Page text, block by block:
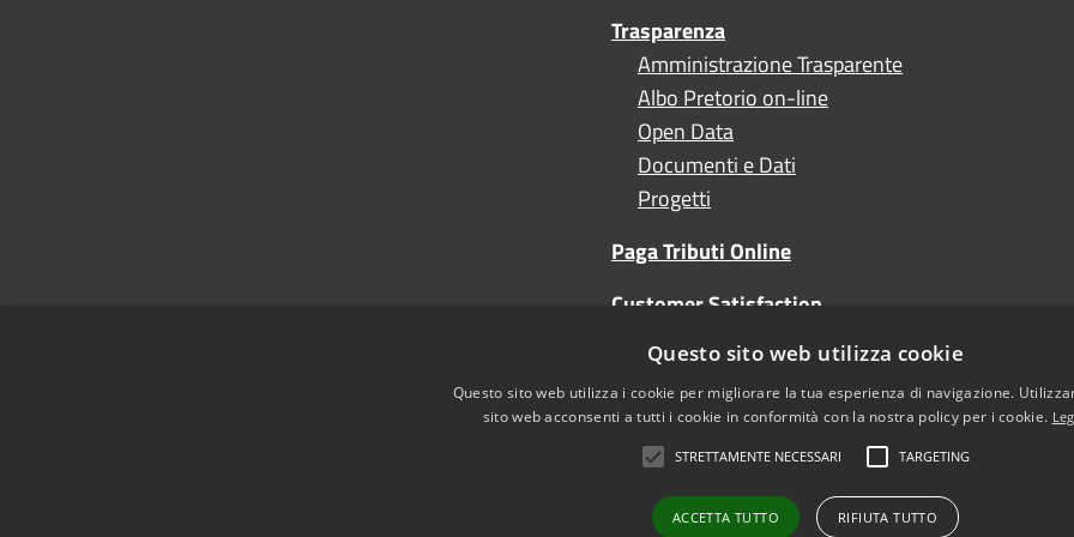
Trasparenza
Amministrazione Trasparente
Albo Pretorio on-line
Open Data
Documenti e Dati
Progetti
Paga Tributi Online
Customer Satisfaction
Turismo
Questo sito web utilizza cookie
Questo sito web utilizza i cookie per migliorare la tua esperienza di navigazione.
sito web acconsenti a tutti i cookie in conformità con la nostra policy per i cookie.
STRETTAMENTE NECESSARI TARGETING
ACCETTA TUTTO RIFIUTA TUTTO